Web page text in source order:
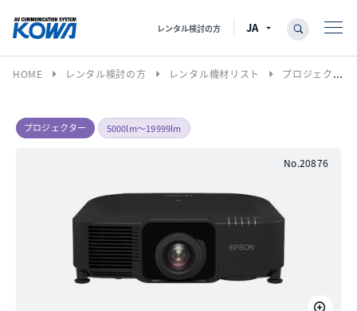
レンタル検討の方
HOME arrow_right レンタル検討の方 arrow_right レンタル機材リスト arrow_right プロジェクター
プロジェクター 5000lm〜19999lm
No.20876